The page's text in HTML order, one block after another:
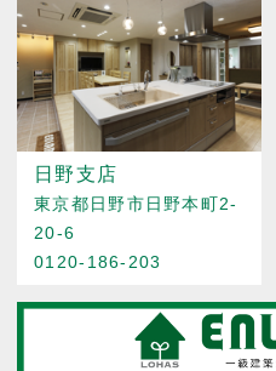
日野支店
東京都日野市日野本町2-
20-6
0120-186-203